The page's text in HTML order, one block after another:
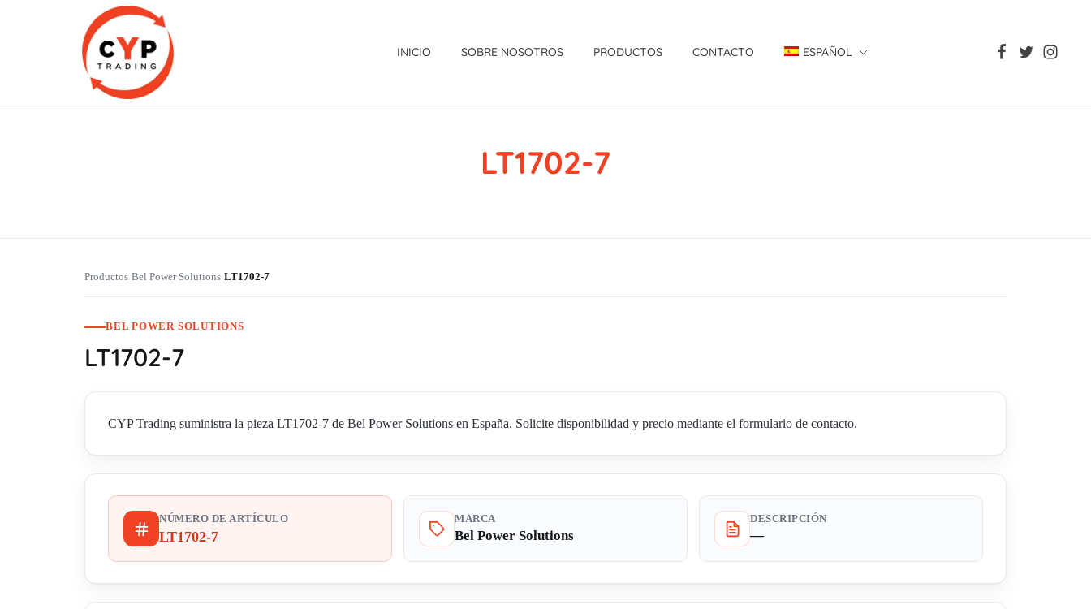
INICIO SOBRE NOSOTROS PRODUCTOS CONTACTO ESPAÑOL
LT1702-7
Productos›Bel Power Solutions›LT1702-7
BEL POWER SOLUTIONS
LT1702-7
CYP Trading suministra la pieza LT1702-7 de Bel Power Solutions en España. Solicite disponibilidad y precio mediante el formulario de contacto.
NÚMERO DE ARTÍCULO
LT1702-7
MARCA
Bel Power Solutions
DESCRIPCIÓN
—